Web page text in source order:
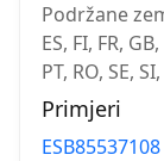
Podržane
ES, FI, FR,
PT, RO, SE,
Primjeri
ESB85537108